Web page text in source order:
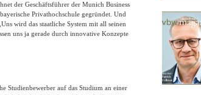
der Geschäftsführer der Munich Business
Privathochschule gegründet. Und
wird das staatliche System mit all seinen
uns ja gerade durch innovative Konzepte
Studienbewerber auf das Studium an einer